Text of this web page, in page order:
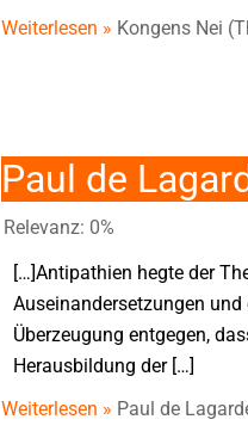
Weiterlesen » Kongens Nei
Paul de
Relevanz: 0%
[…]Antipathien hegte der
Auseinandersetzungen
Überzeugung entgegen,
Herausbildung der […]
Weiterlesen » Paul de